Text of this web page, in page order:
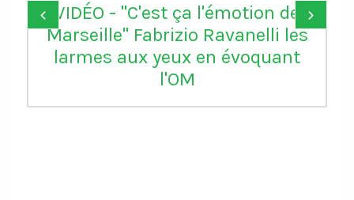
Donald Trump remercie la FIFA
d’avoir "réparé une grande
injustice" en annulant le carton
rouge de Balogun reçu avec les
USA contre la Bosnie-
‹ ›